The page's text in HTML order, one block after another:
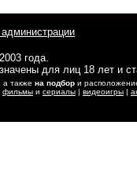
года.
для лиц 18 лет и
а также на подбор и
фильмы и сериалы | видеоигры |